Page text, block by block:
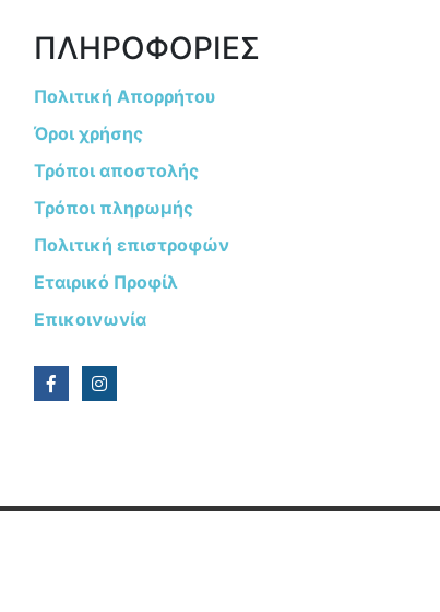
ΠΛΗΡΟΦΟΡΙΕΣ
Πολιτική Απορρήτου
Όροι χρήσης
Τρόποι αποστολής
Τρόποι πληρωμής
Πολιτική επιστροφών
Εταιρικό Προφίλ
Επικοινωνία